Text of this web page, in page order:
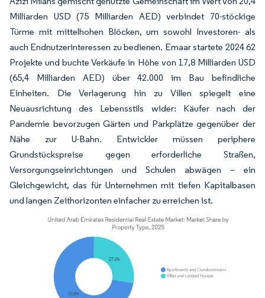
Milliarden USD (75 Milliarden AED) verbindet 70-stöckige
Türme mit mittelhohen Blöcken, um sowohl Investoren- als
auch Endnutzerinteressen zu bedienen. Emaar startete 2024 62
Projekte und buchte Verkäufe in Höhe von 17,8 Milliarden USD
(65,4 Milliarden AED) über 42.000 im Bau befindliche
Einheiten. Die Verlagerung hin zu Villen spiegelt eine
Neuausrichtung des Lebensstils wider: Käufer nach der
Pandemie bevorzugen Gärten und Parkplätze gegenüber der
Nähe zur U-Bahn. Entwickler müssen periphere
Grundstückspreise gegen erforderliche Straßen,
Versorgungseinrichtungen und Schulen abwägen – ein
Gleichgewicht, das für Unternehmen mit tiefen Kapitalbasen
und langen Zeithorizonten einfacher zu erreichen ist.